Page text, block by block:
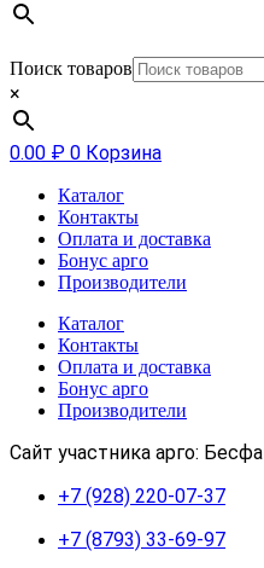
Поиск товаров
×
0.00 ₽ 0 Корзина
Каталог
Контакты
Оплата и доставка
Бонус арго
Производители
Каталог
Контакты
Оплата и доставка
Бонус арго
Производители
Сайт участника арго:
+7 (928) 220-07-37
+7 (8793) 33-69-97